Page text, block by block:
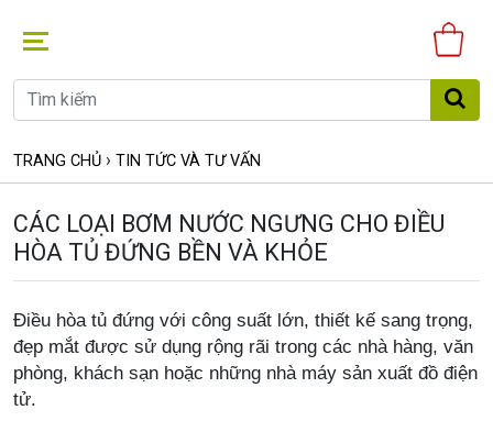
TRANG CHỦ › TIN TỨC VÀ TƯ VẤN
CÁC LOẠI BƠM NƯỚC NGƯNG CHO ĐIỀU
HÒA TỦ ĐỨNG BỀN VÀ KHỎE
Điều hòa tủ đứng với công suất lớn, thiết kế sang trọng,
đẹp mắt được sử dụng rộng rãi trong các nhà hàng, văn
phòng, khách sạn hoặc những nhà máy sản xuất đồ điện
tử.